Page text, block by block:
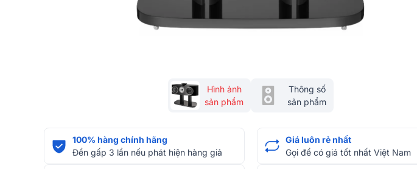
Hình ảnh
sản phẩm
Thông số
sản phẩm
100% hàng chính hãng
Đền gấp 3 lần nếu phát hiện hàng giả
Giá luôn rẻ nhất
Gọi để có giá tốt nhất Việt Nam